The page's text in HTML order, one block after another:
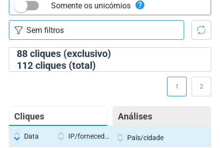
88cliques (exclusivo)
112cliques (total)
Somente os unicórnios
Cliques Análises
1 2
Data IP/fornecedor País/cidade